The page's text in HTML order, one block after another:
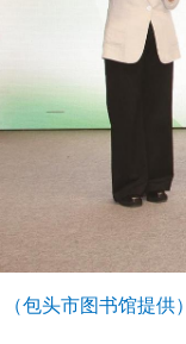
包头市图书馆提供）